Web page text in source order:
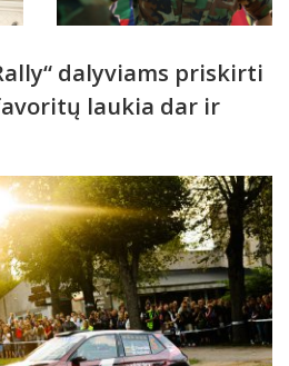
dalyviams priskirti
laukia dar ir